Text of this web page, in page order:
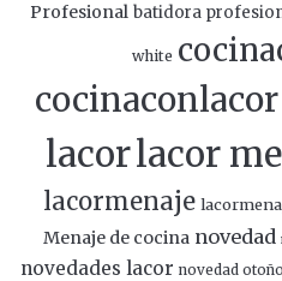
Profesional batidora
white
cocinaconlacor
lacorlacor
lacormenaje
Menaje de cocina novedad
novedades lacor novedad otoño